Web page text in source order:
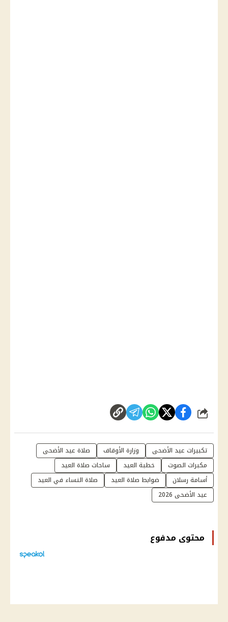
شارك
تكبيرات عيد الأضحى وزارة الأوقاف
صلاة عيد الأضحى
مكبرات الصوت
خطبة العيد
ساحات صلاة العيد
أسامة رسلان
ضوابط صلاة العيد
صلاة النساء في العيد
عيد الأضحى 2026
محتوى مدفوع